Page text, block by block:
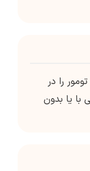
را در
با یا بدون